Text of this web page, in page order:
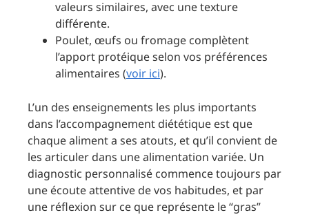
valeurs similaires, avec une texture
différente.
Poulet, œufs ou fromage complètent
l’apport protéique selon vos préférences
alimentaires (voir ici).
L’un des enseignements les plus importants
dans l’accompagnement diététique est que
chaque aliment a ses atouts, et qu’il convient de
les articuler dans une alimentation variée. Un
diagnostic personnalisé commence toujours par
une écoute attentive de vos habitudes, et par
une réflexion sur ce que représente le “gras”